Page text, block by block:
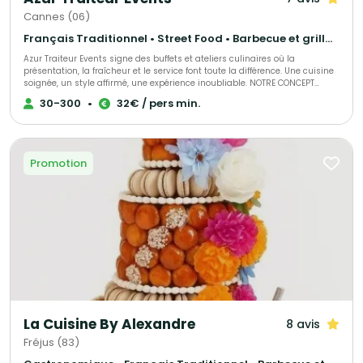
Cannes (06)
Français Traditionnel • Street Food • Barbecue et grillades
Azur Traiteur Events signe des buffets et ateliers culinaires où la
présentation, la fraîcheur et le service font toute la différence. Une cuisine
soignée, un style affirmé, une expérience inoubliable. NOTRE CONCEPT
Traiteur nouvelle génération, entre élégance et convivialité Nous
réinventons le buffet pour vos réceptions privées et professionnelles. Nos
culinaire : généreuse, fluide et raffinée. Chez Azur Traiteur Events, le plaisir
est autant dans l’assiette que dans le regard. AZUR TRUCK EVENTS La
cuisine éphémère qui crée l’effet “waouh” Notre food truck vintage
transforme chaque lieu en véritable scène gourmande. Cuisine sur place,
dressage élégant, ambiance conviviale : une présentation originale et
mobile qui sublime vos événements. L’esprit food truck, la signature
30-300 • 32€ / pers min.
Promotion
La Cuisine By Alexandre 8 avis
Fréjus (83)